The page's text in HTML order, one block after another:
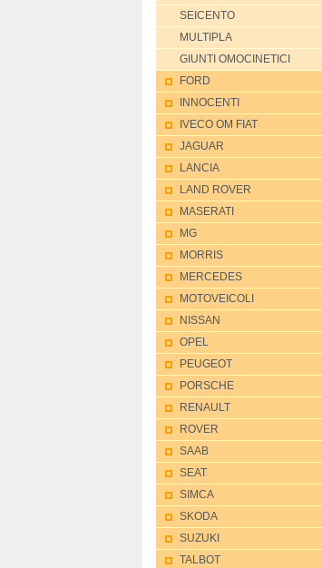
SEICENTO
MULTIPLA
GIUNTI OMOCINETICI
FORD
INNOCENTI
IVECO OM FIAT
JAGUAR
LANCIA
LAND ROVER
MASERATI
MG
MORRIS
MERCEDES
MOTOVEICOLI
NISSAN
OPEL
PEUGEOT
PORSCHE
RENAULT
ROVER
SAAB
SEAT
SIMCA
SKODA
SUZUKI
TALBOT